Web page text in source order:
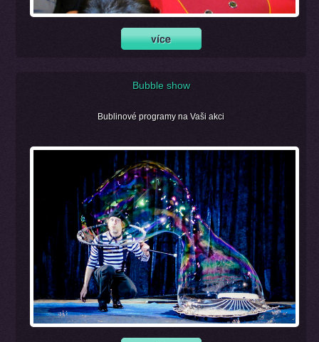
Bubble show
Bublinové programy na Vaši akci